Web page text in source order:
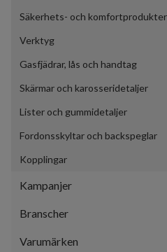
Säkerhets- och komfortprodukter
Verktyg
Gasfjädrar, lås och handtag
Skärmar och karosseridetaljer
Lister och gummidetaljer
Fordonsskyltar och backspeglar
Kopplingar
Kampanjer
Branscher
Varumärken